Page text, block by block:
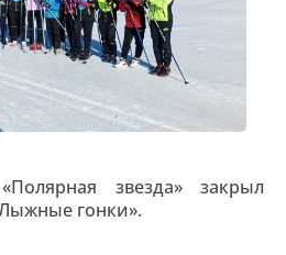
звезда» закрыл
гонки».